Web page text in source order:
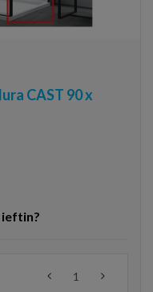
CAST 90 x